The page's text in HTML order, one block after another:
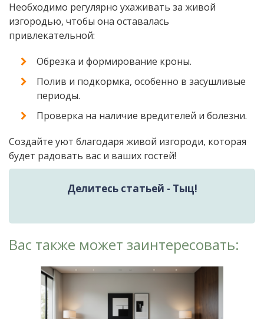
Необходимо регулярно ухаживать за живой
изгородью, чтобы она оставалась
привлекательной:
Обрезка и формирование кроны.
Полив и подкормка, особенно в засушливые
периоды.
Проверка на наличие вредителей и болезни.
Создайте уют благодаря живой изгороди, которая
будет радовать вас и ваших гостей!
Делитесь статьей - Тыц!
Вас также может заинтересовать: